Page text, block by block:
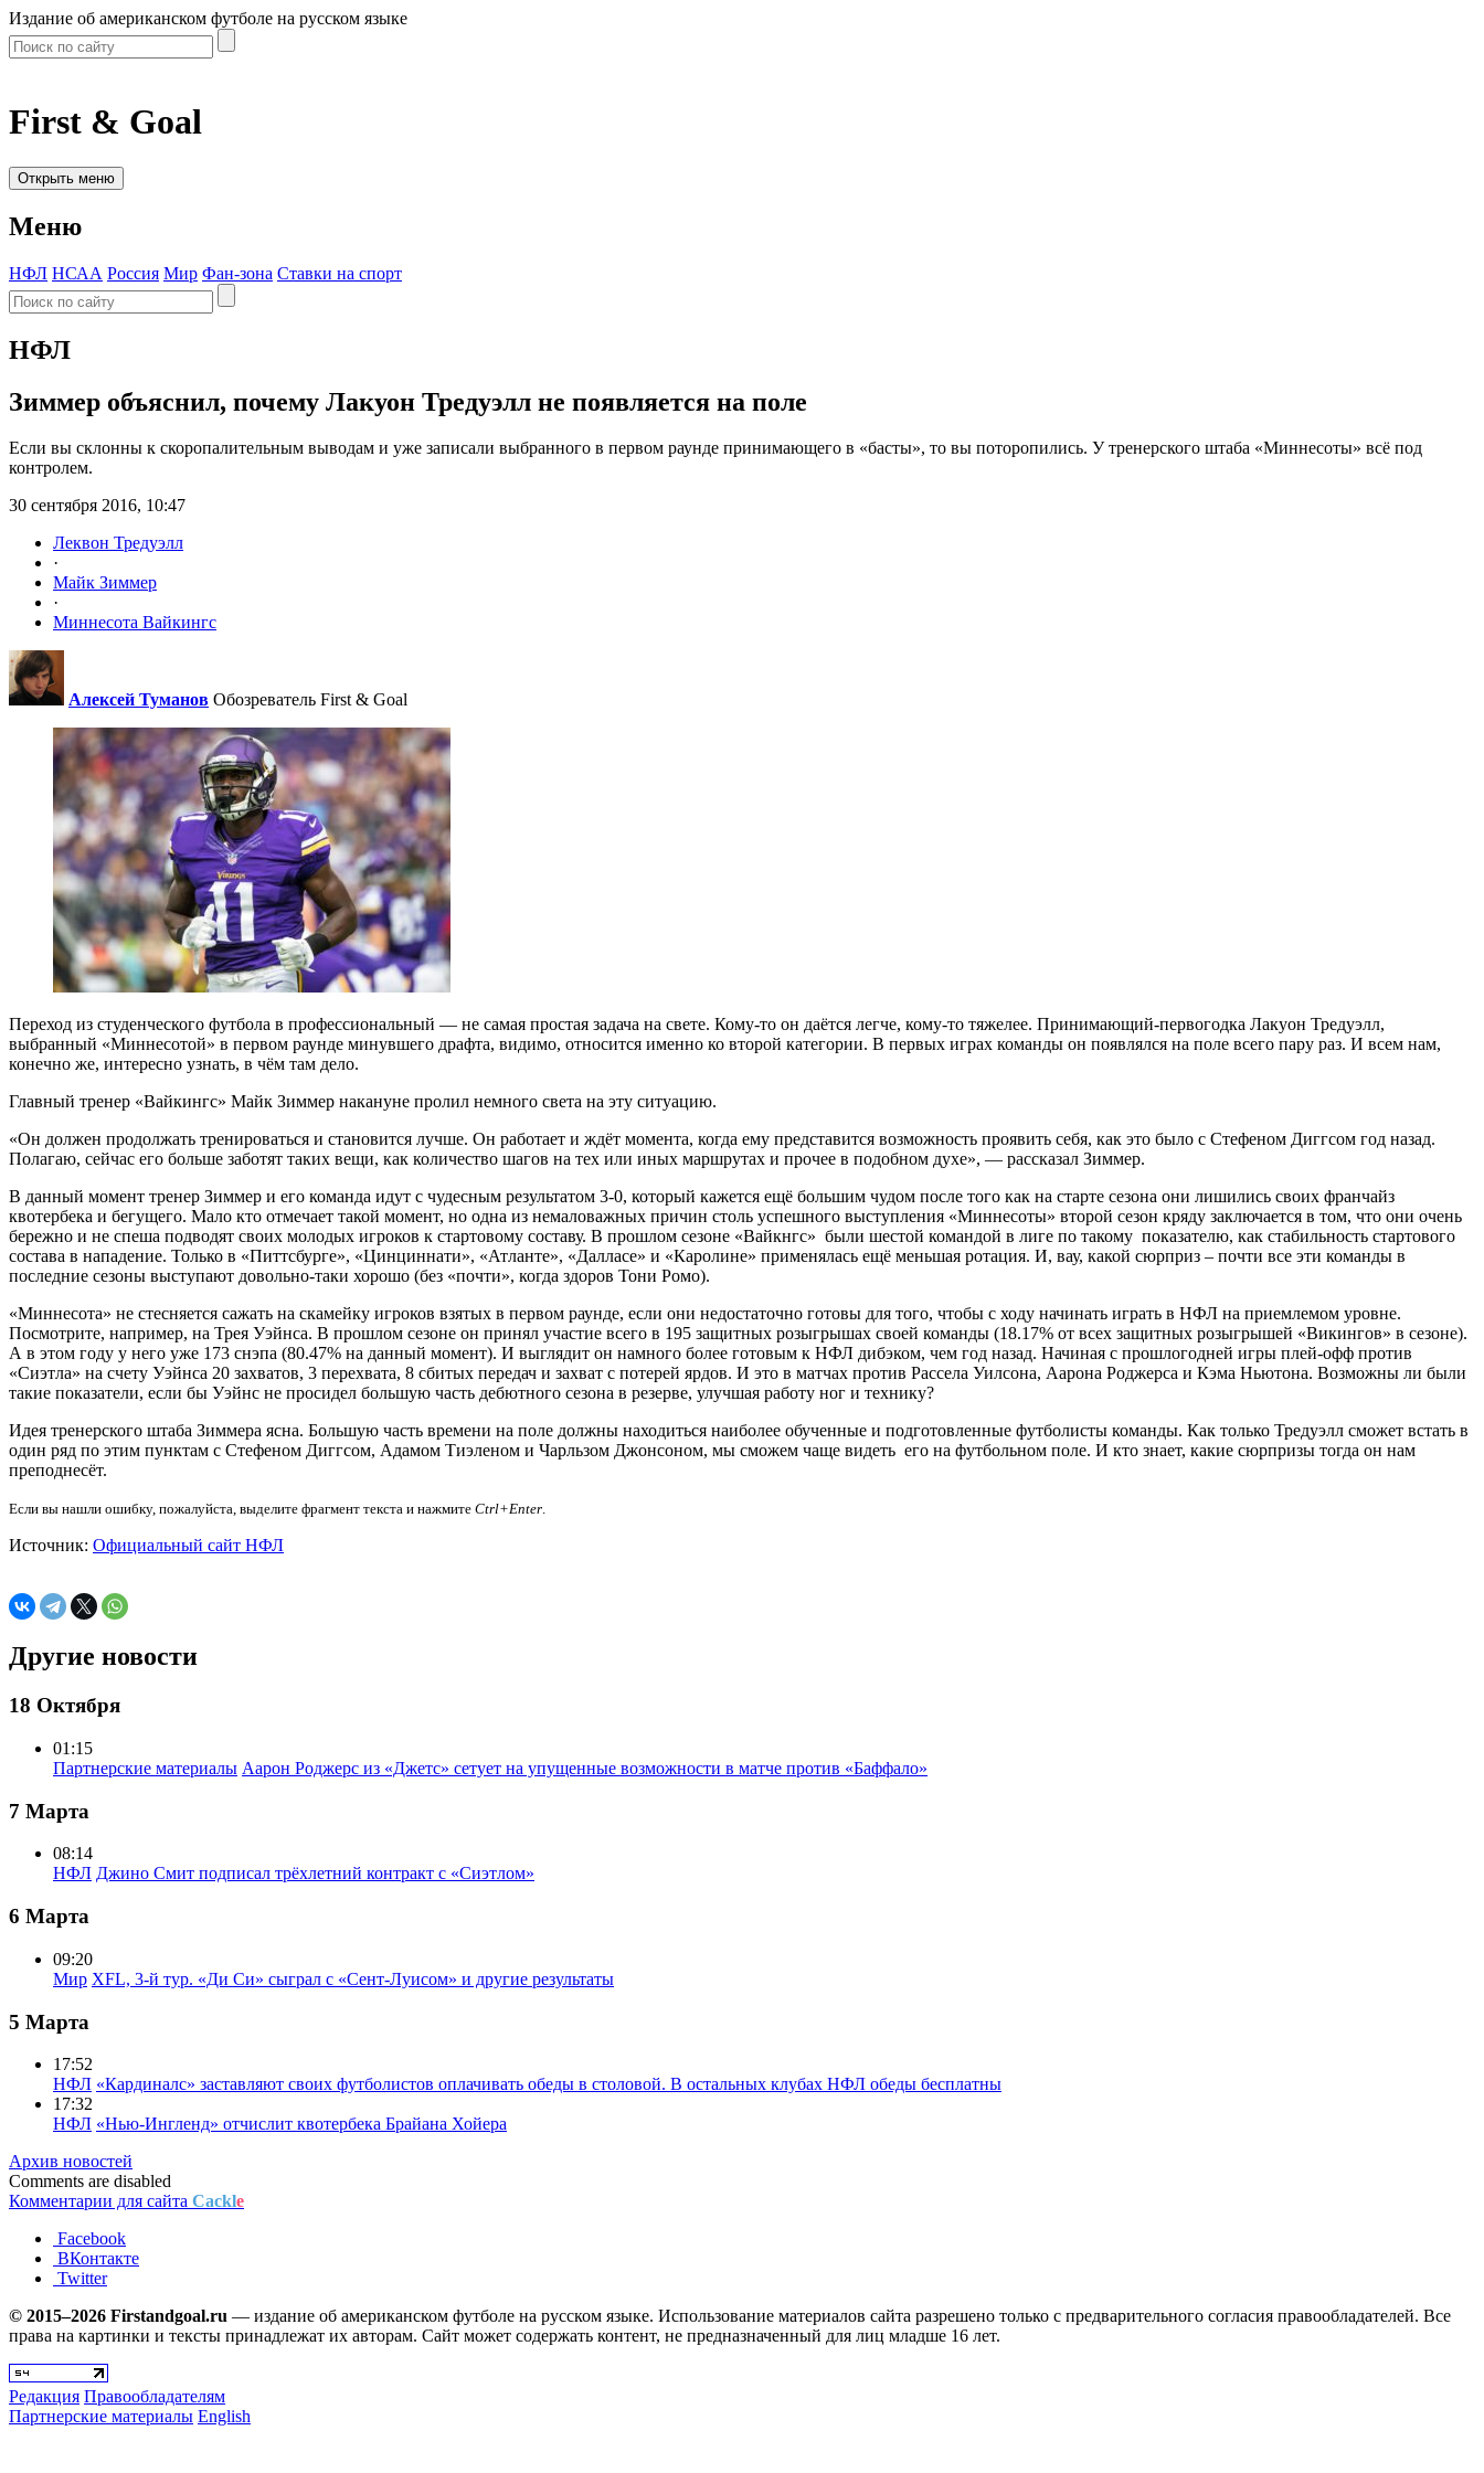
Издание об американском футболе на русском языке
First & Goal
Открыть меню
Меню
НФЛ НСАА Россия Мир Фан-зона Ставки на спорт
НФЛ
Зиммер объяснил, почему Лакуон Тредуэлл не появляется на поле
Если вы склонны к скоропалительным выводам и уже записали выбранного в первом раунде принимающего в «басты», то вы поторопились. У тренерского штаба «Миннесоты» всё под
контролем.
30 сентября 2016, 10:47
Леквон Тредуэлл
·
Майк Зиммер
·
Миннесота Вайкингс
Алексей Туманов Обозреватель First & Goal
Переход из студенческого футбола в профессиональный — не самая простая задача на свете. Кому-то он даётся легче, кому-то тяжелее. Принимающий-первогодка Лакуон Тредуэлл,
выбранный «Миннесотой» в первом раунде минувшего драфта, видимо, относится именно ко второй категории. В первых играх команды он появлялся на поле всего пару раз. И всем нам,
конечно же, интересно узнать, в чём там дело.
Главный тренер «Вайкингс» Майк Зиммер накануне пролил немного света на эту ситуацию.
«Он должен продолжать тренироваться и становится лучше. Он работает и ждёт момента, когда ему представится возможность проявить себя, как это было с Стефеном Диггсом год назад.
Полагаю, сейчас его больше заботят таких вещи, как количество шагов на тех или иных маршрутах и прочее в подобном духе», — рассказал Зиммер.
В данный момент тренер Зиммер и его команда идут с чудесным результатом 3-0, который кажется ещё большим чудом после того как на старте сезона они лишились своих франчайз
квотербека и бегущего. Мало кто отмечает такой момент, но одна из немаловажных причин столь успешного выступления «Миннесоты» второй сезон кряду заключается в том, что они очень
бережно и не спеша подводят своих молодых игроков к стартовому составу. В прошлом сезоне «Вайкнгс» были шестой командой в лиге по такому показателю, как стабильность стартового
состава в нападение. Только в «Питтсбурге», «Цинциннати», «Атланте», «Далласе» и «Каролине» применялась ещё меньшая ротация. И, вау, какой сюрприз – почти все эти команды в
последние сезоны выступают довольно-таки хорошо (без «почти», когда здоров Тони Ромо).
«Миннесота» не стесняется сажать на скамейку игроков взятых в первом раунде, если они недостаточно готовы для того, чтобы с ходу начинать играть в НФЛ на приемлемом уровне.
Посмотрите, например, на Трея Уэйнса. В прошлом сезоне он принял участие всего в 195 защитных розыгрышах своей команды (18.17% от всех защитных розыгрышей «Викингов» в сезоне).
А в этом году у него уже 173 снэпа (80.47% на данный момент). И выглядит он намного более готовым к НФЛ дибэком, чем год назад. Начиная с прошлогодней игры плей-офф против
«Сиэтла» на счету Уэйнса 20 захватов, 3 перехвата, 8 сбитых передач и захват с потерей ярдов. И это в матчах против Рассела Уилсона, Аарона Роджерса и Кэма Ньютона. Возможны ли были
такие показатели, если бы Уэйнс не просидел большую часть дебютного сезона в резерве, улучшая работу ног и технику?
Идея тренерского штаба Зиммера ясна. Большую часть времени на поле должны находиться наиболее обученные и подготовленные футболисты команды. Как только Тредуэлл сможет встать в
один ряд по этим пунктам с Стефеном Диггсом, Адамом Тиэленом и Чарльзом Джонсоном, мы сможем чаще видеть его на футбольном поле. И кто знает, какие сюрпризы тогда он нам
преподнесёт.
Если вы нашли ошибку, пожалуйста, выделите фрагмент текста и нажмите Ctrl+Enter.
Источник: Официальный сайт НФЛ
Другие новости
18 Октября
01:15
Партнерские материалы Аарон Роджерс из «Джетс» сетует на упущенные возможности в матче против «Баффало»
7 Марта
08:14
НФЛ Джино Смит подписал трёхлетний контракт с «Сиэтлом»
6 Марта
09:20
Мир XFL, 3-й тур. «Ди Си» сыграл с «Сент-Луисом» и другие результаты
5 Марта
17:52
НФЛ «Кардиналс» заставляют своих футболистов оплачивать обеды в столовой. В остальных клубах НФЛ обеды бесплатны
17:32
НФЛ «Нью-Ингленд» отчислит квотербека Брайана Хойера
Архив новостей
Comments are disabled
Комментарии для сайта Cackle
Facebook
ВКонтакте
Twitter
© 2015–2026 Firstandgoal.ru — издание об американском футболе на русском языке. Использование материалов cайта разрешено только с предварительного согласия правообладателей. Все
права на картинки и тексты принадлежат их авторам. Сайт может содержать контент, не предназначенный для лиц младше 16 лет.
Редакция Правообладателям
Партнерские материалы English